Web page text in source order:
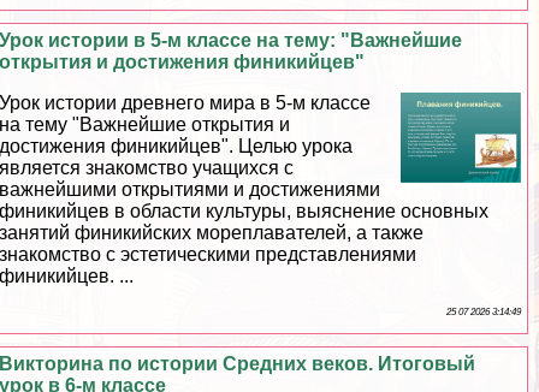
Урок истории в 5-м классе на тему: "Важнейшие
открытия и достижения финикийцев"
Урок истории древнего мира в 5-м классе
на тему "Важнейшие открытия и
достижения финикийцев". Целью урока
является знакомство учащихся с
важнейшими открытиями и достижениями
финикийцев в области культуры, выяснение основных
занятий финикийских мореплавателей, а также
знакомство с эстетическими представлениями
финикийцев. ...
25 07 2026 3:14:49
Викторина по истории Средних веков. Итоговый
урок в 6-м классе